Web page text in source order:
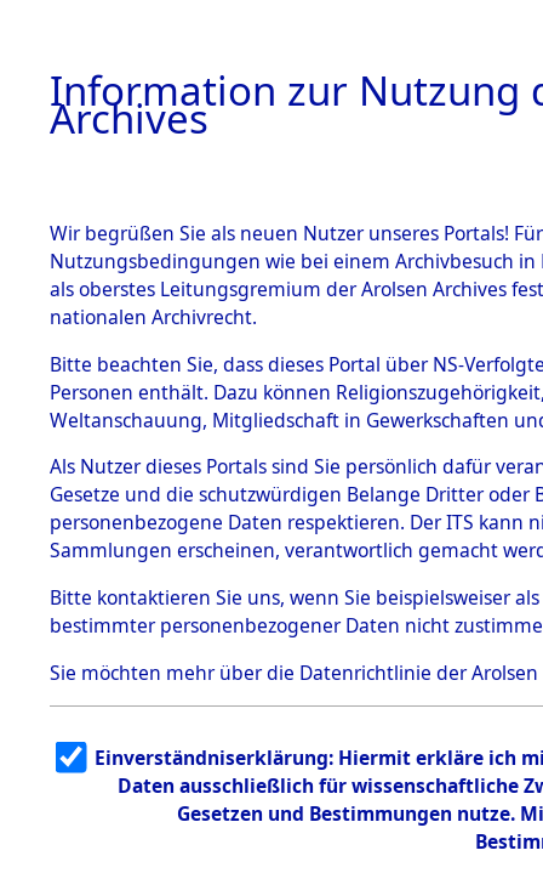
BESTÄNDE
1.
Inhaftierungsdoku
mente
1.2.9 Beim ITS
Effekten
1.2.9.1
Effekten aus
dem KZ
Dachau
1.2.9.2
Effekten aus
dem KZ
Bayerisches
1.2.9.3
Effekten aus
dem KZ
Neuengamm
0001
Einen Kommentar
Information zur Nutzung
Archives
Wir begrüßen Sie als neuen Nutzer unseres Portals!
Nutzungsbedingungen wie bei einem Archivbesuch
als oberstes Leitungsgremium der Arolsen Archives
nationalen Archivrecht.
Bitte beachten Sie, dass dieses Portal über NS-
Personen enthält. Dazu können
Weltanschauung, Mitgliedschaft in Gewerkschaften
Als Nutzer dieses Portals sind Sie persönlich dafür
Gesetze und die schutzwürdigen Belange Dritter
personenbezogene Daten respektieren. Der ITS
Sammlungen erscheinen, verantwortlich gemacht
Bitte kontaktieren Sie uns, wenn Sie beispielsweiser
bestimmter personenbezogener Daten nicht
Sie möchten mehr über die Datenrichtlinie der Arolsen
Einverständniserklärung: Hiermit erkläre ich
Daten ausschließlich für wissenschaftliche
Gesetzen und Bestimmungen nutze.